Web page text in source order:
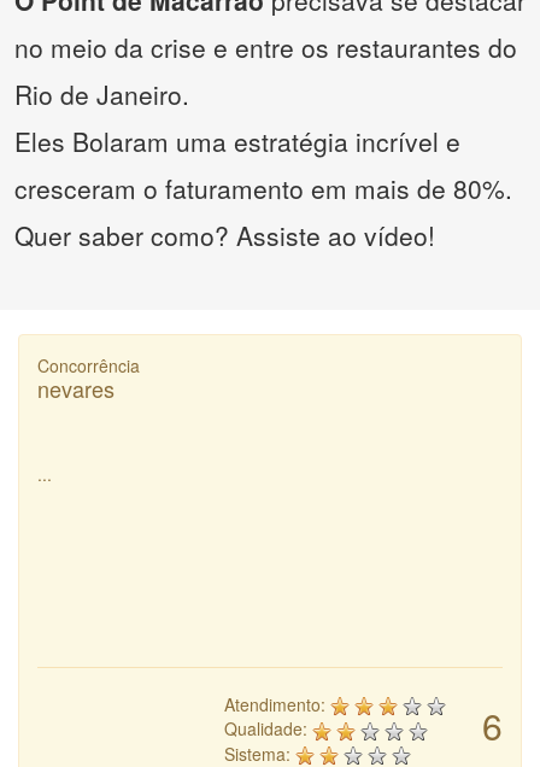
no meio da crise e entre os restaurantes do
Rio de Janeiro.
Eles Bolaram uma estratégia incrível e
cresceram o faturamento em mais de 80%.
Quer saber como? Assiste ao vídeo!
Concorrência
nevares
...
6
Atendimento:
Qualidade:
Sistema: